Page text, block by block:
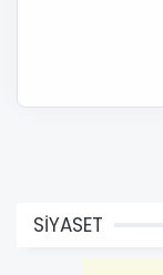
SİYASET